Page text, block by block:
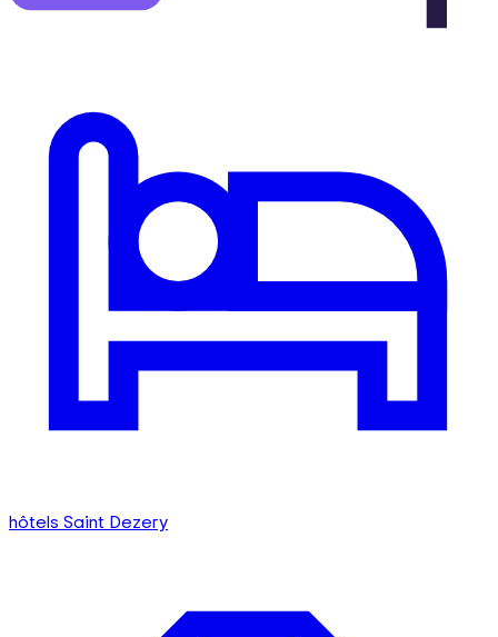
hôtels Saint Dezery